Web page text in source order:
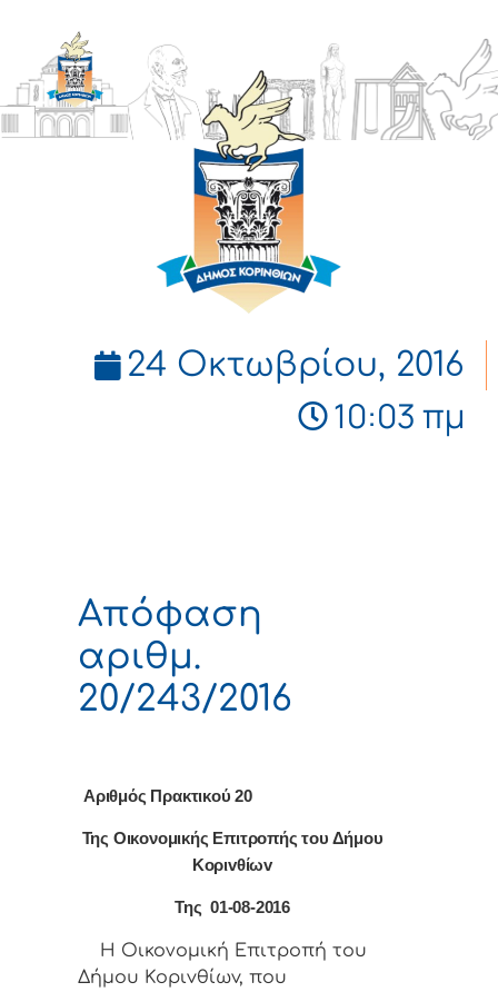
ΔΗΜΟΣ
ΚΟΡΙΝΘΙΩΝ
24 Οκτωβρίου, 2016
10:03 πμ
Απόφαση
αριθμ.
20/243/2016
Αριθμός Πρακτικού 20
Της Οικονομικής Επιτρoπής τoυ Δήμoυ
Κoριvθίωv
Της 01-08-2016
Η Οικονομική Επιτρoπή τoυ
Δήμoυ Κoριvθίωv, πoυ